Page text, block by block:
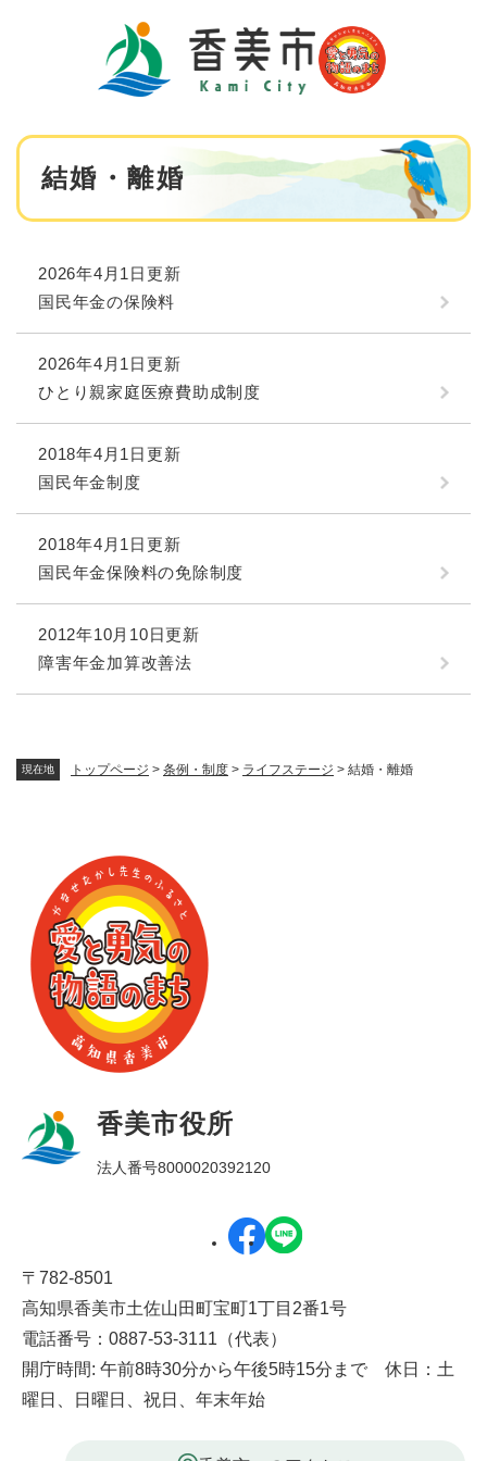
現在地 トップページ > 条例・制度 > ライフステージ > 結婚・離婚
本
結婚・離婚
2026年4月1日更新
国民年金の保険料
2026年4月1日更新
ひとり親家庭医療費助成制度
2018年4月1日更新
国民年金制度
2018年4月1日更新
国民年金保険料の免除制度
2012年10月10日更新
障害年金加算改善法
香美市役所
法人番号8000020392120
〒782-8501
高知県香美市土佐山田町宝町1丁目2番1号
電話番号：0887-53-3111（代表）
開庁時間: 午前8時30分から午後5時15分まで 休日：土
曜日、日曜日、祝日、年末年始